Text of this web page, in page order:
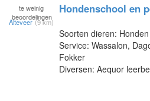
te weinig
beoordelingen
Hondenschool en
Alteveer (9 km)
Soorten dieren: Honden
Service: Wassalon,
Fokker
Diversen: Aequor